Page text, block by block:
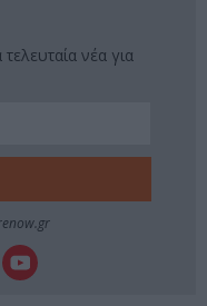
νέα για